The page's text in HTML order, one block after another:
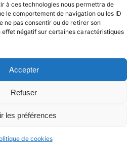
à ces technologies nous permettra de
le comportement de navigation ou les ID
ne pas consentir ou de retirer son
négatif sur certaines caractéristiques
Accepter
Refuser
les préférences
de cookies
Facebook Instagram
CONTACT